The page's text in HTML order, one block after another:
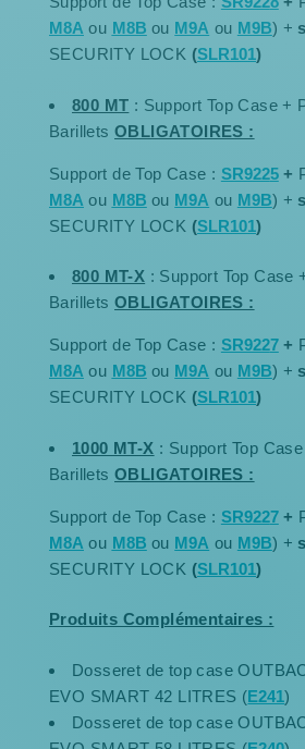
M8A ou M8B ou M9A ou M9B) +
SECURITY LOCK (SLR101)
800 MT : Support Top Case +
Barillets OBLIGATOIRES :
Support de Top Case : SR9225 +
M8A ou M8B ou M9A ou M9B) +
SECURITY LOCK (SLR101)
800 MT-X : Support Top Case
Barillets OBLIGATOIRES :
Support de Top Case : SR9227 +
M8A ou M8B ou M9A ou M9B) +
SECURITY LOCK (SLR101)
1000 MT-X : Support Top
Barillets OBLIGATOIRES :
Support de Top Case : SR9227 +
M8A ou M8B ou M9A ou M9B) +
SECURITY LOCK (SLR101)
Produits Complémentaires :
Dosseret de top case
EVO SMART 42 LITRES (E241)
Dosseret de top case